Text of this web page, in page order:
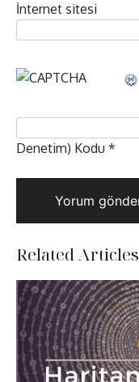
İnternet sitesi
Denetim) Kodu *
Related Articles